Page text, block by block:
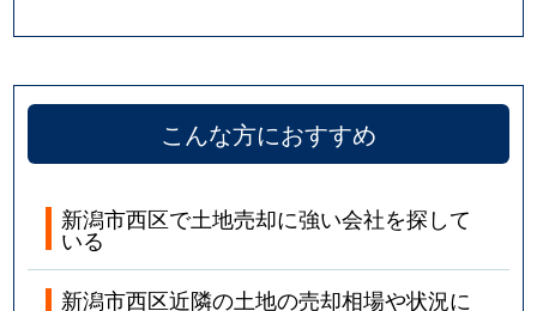
こんな方におすすめ
新潟市西区で土地売却に強い会社を探して
いる
新潟市西区近隣の土地の売却相場や状況に